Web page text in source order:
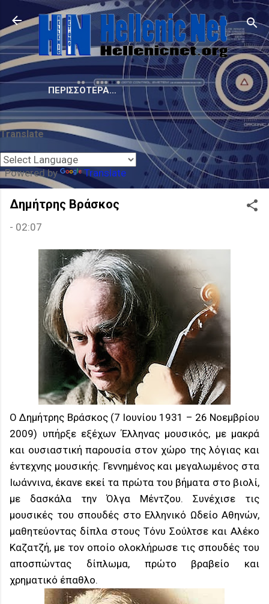
Μετάβαση στο κύριο περιεχόμενο
ΠΕΡΙΣΣΌΤΕΡΑ…
Translate
Powered by Translate
Δημήτρης Βράσκος
- 02:07
Ο Δημήτρης Βράσκος (7 Ιουνίου 1931 – 26 Νοεμβρίου
2009) υπήρξε εξέχων Έλληνας μουσικός, με μακρά
και ουσιαστική παρουσία στον χώρο της λόγιας και
έντεχνης μουσικής. Γεννημένος και μεγαλωμένος στα
Ιωάννινα, έκανε εκεί τα πρώτα του βήματα στο βιολί,
με δασκάλα την Όλγα Μέντζου. Συνέχισε τις
μουσικές του σπουδές στο Ελληνικό Ωδείο Αθηνών,
μαθητεύοντας δίπλα στους Τόνυ Σούλτσε και Αλέκο
Καζατζή, με τον οποίο ολοκλήρωσε τις σπουδές του
αποσπώντας δίπλωμα, πρώτο βραβείο και
χρηματικό έπαθλο.